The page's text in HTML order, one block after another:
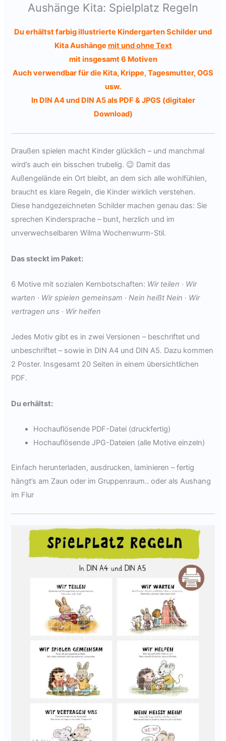
Aushänge Kita: Spielplatz Regeln
Du erhältst farbig illustrierte Kindergarten Schilder und
Kita Aushänge mit und ohne Text
mit insgesamt 6 Motiven
Auch verwendbar für die Kita, Krippe, Tagesmutter, OGS
usw.
In DIN A4 und DIN A5 als PDF & JPGS (digitaler
Download)
Draußen spielen macht Kinder glücklich – und manchmal
wird’s auch ein bisschen trubelig. 😉 Damit das
Außengelände ein Ort bleibt, an dem sich alle wohlfühlen,
braucht es klare Regeln, die Kinder wirklich verstehen.
Diese handgezeichneten Schilder machen genau das: Sie
sprechen Kindersprache – bunt, herzlich und im
unverwechselbaren Wilma Wochenwurm-Stil.
Das steckt im Paket:
6 Motive mit sozialen Kernbotschaften: Wir teilen · Wir
warten · Wir spielen gemeinsam · Nein heißt Nein · Wir
vertragen uns · Wir helfen
Jedes Motiv gibt es in zwei Versionen – beschriftet und
unbeschriftet – sowie in DIN A4 und DIN A5. Dazu kommen
2 Poster. Insgesamt 20 Seiten in einem übersichtlichen
PDF.
Du erhältst:
Hochauflösende PDF-Datei (druckfertig)
Hochauflösende JPG-Dateien (alle Motive einzeln)
Einfach herunterladen, ausdrucken, laminieren – fertig
hängt’s am Zaun oder im Gruppenraum.. oder als Aushang
im Flur